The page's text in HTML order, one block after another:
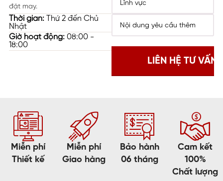
đặt may.
Thời gian:Thứ 2 đến Chủ
Nhật
Giờ hoạt động:08:00 -
18:00
Miễn phí
Thiết kế
Miễn phí
Giao hàng
Bảo hành
06 tháng
Cam kết
100%
Chất lượng